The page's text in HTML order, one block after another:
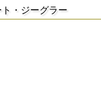
・ジーグラー